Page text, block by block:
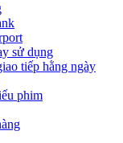
sử dụng
tiếp hằng ngày
phim